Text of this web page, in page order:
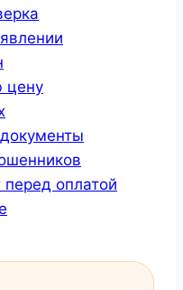
цену
оплатой